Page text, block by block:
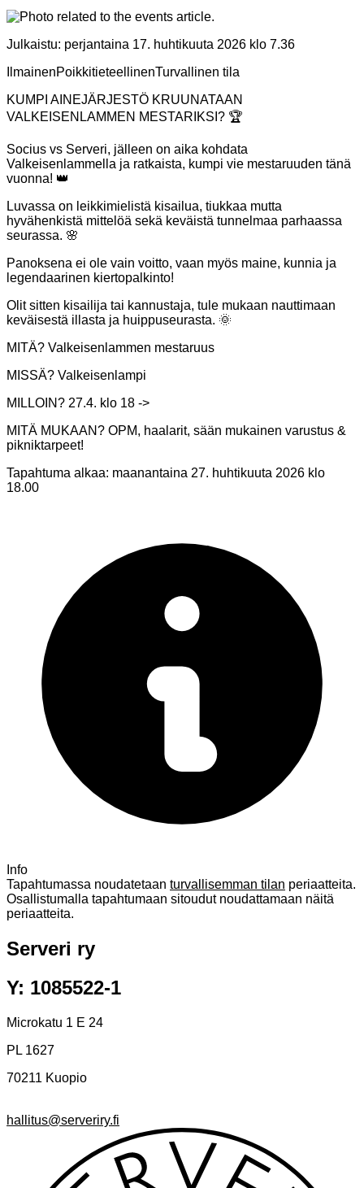
Julkaistu: perjantaina 17. huhtikuuta 2026 klo 7.36
IlmainenPoikkitieteellinenTurvallinen tila
KUMPI AINEJÄRJESTÖ KRUUNATAAN
VALKEISENLAMMEN MESTARIKSI? 🏆
Socius vs Serveri, jälleen on aika kohdata
Valkeisenlammella ja ratkaista, kumpi vie mestaruuden tänä
vuonna! 👑
Luvassa on leikkimielistä kisailua, tiukkaa mutta
hyvähenkistä mittelöä sekä keväistä tunnelmaa parhaassa
seurassa. 🌸
Panoksena ei ole vain voitto, vaan myös maine, kunnia ja
legendaarinen kiertopalkinto!
Olit sitten kisailija tai kannustaja, tule mukaan nauttimaan
keväisestä illasta ja huippuseurasta. 🌞
MITÄ? Valkeisenlammen mestaruus
MISSÄ? Valkeisenlampi
MILLOIN? 27.4. klo 18 ->
MITÄ MUKAAN? OPM, haalarit, sään mukainen varustus &
pikniktarpeet!
Tapahtuma alkaa: maanantaina 27. huhtikuuta 2026 klo
18.00
Info
Tapahtumassa noudatetaan turvallisemman tilan periaatteita.
Osallistumalla tapahtumaan sitoudut noudattamaan näitä
periaatteita.
Serveri ry
Y: 1085522-1
Microkatu 1 E 24
PL 1627
70211 Kuopio
hallitus@serveriry.fi